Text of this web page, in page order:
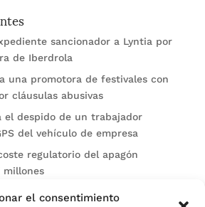
el consentimiento
sancionador a Lyntia por
de Iberdrola
una promotora de festivales con
cláusulas abusivas
el despido de un trabajador
del vehículo de empresa
regulatorio del apagón
millones
de la CNMV a Soltec y